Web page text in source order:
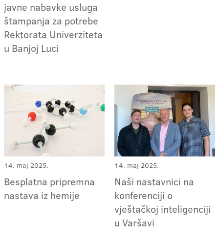
javne nabavke usluga
štampanja za potrebe
Rektorata Univerziteta
u Banjoj Luci
14. maj 2025.
Besplatna pripremna
nastava iz hemije
14. maj 2025.
Naši nastavnici na
konferenciji o
vještačkoj inteligenciji
u Varšavi